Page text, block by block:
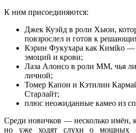
К ним присоединяются:
Джек Куэйд в роли Хьюи,
повзрослел и готов к
Кэрин Фукухара как Кимiko —
эмоций и крови;
Лаза Алонсо в роли ММ, чья
личной;
Томер Капон и Кэтилин
Старлайт;
плюс неожиданные камео из
Среди новичков — несколько имён,
но уже ходят слухи о мощных